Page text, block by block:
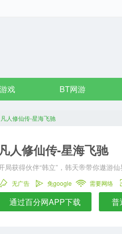
戏 BT网游
凡人修仙传-星海飞驰
人修仙传-星海飞驰
局获得伙伴“韩立”，韩天帝带你遨游仙
无广告 免google 需要网络
通过百分网APP下载 普